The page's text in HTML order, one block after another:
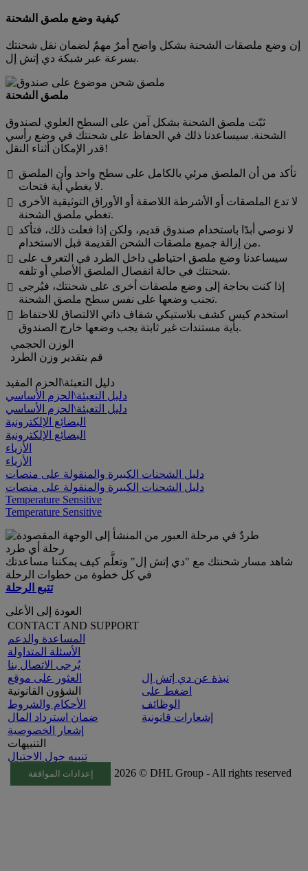
كيفية وضع ملصق الشحنة
إن وضع ملصقات الشحنة بشكل واضح أمرٌ مهمٌ لضمان نقل شحنتك
بسرعة عبر شبكة دي إتش إل.
ملصق الشحنة
ثبّت ملصق الشحنة بشكل آمن على السطح العلوي لصندوق
الشحنة. سيساعدنا ذلك في الحفاظ على شحنتك في وضع رأسي
قدر الإمكان أثناء النقل!

تأكد من أن الملصق مرئي بالكامل على سطح واحد وأن الملصق
لا يغطي أية فتحات.

لا تدع الملصقات أو الأشرطة اللاصقة أو الأوراق التوثيقية الأخرى
تغطي ملصق الشحنة.

لا نوصي أبدًا باستخدام صندوق قديم، ولكن إذا فعلت ذلك، فتأكد
من إزالة جميع ملصقات الشحن القديمة قبل الاستخدام.

سيساعدنا وضع ملصق احتياطي داخل الطرد في التعرف على
شحنتك في حالة انفصال الملصق الأصلي أو تلفه.

إذا كنت بحاجة إلى وضع ملصقات أخرى على شحنتك، فيُرجى
تجنب وضعها على نفس سطح ملصق الشحنة.

استخدم كيس كشف بلاستيكي شفاف ذاتي الالتصاق للاحتفاظ
بأية مستندات غير ثابتة يجب وضعها خارج الصندوق.
الوزن الحجمي
قم بتقدير وزن الطرد
دليل التعبئة\الحزم المفيد
دليل التعبئة\الحزم الأساسي
دليل التعبئة\الحزم الأساسي
البضائع الإلكترونية
البضائع الإلكترونية
الأزياء
الأزياء
دليل الشحنات الكبيرة والمنقولة على منصات
دليل الشحنات الكبيرة والمنقولة على منصات
Temperature Sensitive
Temperature Sensitive
رحلة أي طرد
شاهد مسار شحنتك مع "دي إتش إل" وتعلَّم كيف يمكننا مساعدتك
في كل خطوة من خطوات الرحلة
تتبع الرحلة
العودة إلى الأعلى
CONTACT AND SUPPORT
المساعدة والدعم
الأسئلة المتداولة
يُرجى الاتصال بنا
العثور على موقع
الشؤون القانونية
الأحكام والشروط
ضمان استرداد المال
إشعار الخصوصية
التنبيهات
تنبيه حول الاحتيال
نبذة عن دي إتش إل
اضغط على
الوظائف
إشعارات قانونية
إعدادات الموافقة 2026 © DHL Group - All rights reserved